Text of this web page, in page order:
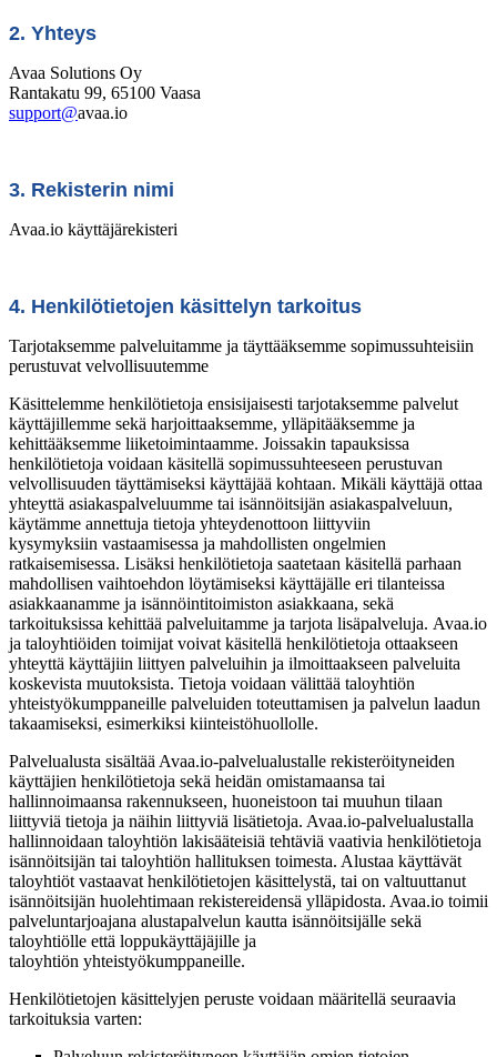
2. Yhteys
Avaa Solutions Oy
Rantakatu 99, 65100 Vaasa
support@avaa.io
3. Rekisterin nimi
Avaa.io käyttäjärekisteri
4. Henkilötietojen käsittelyn tarkoitus
Tarjotaksemme palveluitamme ja täyttääksemme sopimussuhteisiin
perustuvat velvollisuutemme
Käsittelemme henkilötietoja ensisijaisesti tarjotaksemme palvelut
käyttäjillemme sekä harjoittaaksemme, ylläpitääksemme ja
kehittääksemme liiketoimintaamme. Joissakin tapauksissa
henkilötietoja voidaan käsitellä sopimussuhteeseen perustuvan
velvollisuuden täyttämiseksi käyttäjää kohtaan. Mikäli käyttäjä ottaa
yhteyttä asiakaspalveluumme tai isännöitsijän asiakaspalveluun,
käytämme annettuja tietoja yhteydenottoon liittyviin
kysymyksiin vastaamisessa ja mahdollisten ongelmien
ratkaisemisessa. Lisäksi henkilötietoja saatetaan käsitellä parhaan
mahdollisen vaihtoehdon löytämiseksi käyttäjälle eri tilanteissa
asiakkaanamme ja isännöintitoimiston asiakkaana, sekä
tarkoituksissa kehittää palveluitamme ja tarjota lisäpalveluja. Avaa.io
ja taloyhtiöiden toimijat voivat käsitellä henkilötietoja ottaakseen
yhteyttä käyttäjiin liittyen palveluihin ja ilmoittaakseen palveluita
koskevista muutoksista. Tietoja voidaan välittää taloyhtiön
yhteistyökumppaneille palveluiden toteuttamisen ja palvelun laadun
takaamiseksi, esimerkiksi kiinteistöhuollolle.
Palvelualusta sisältää Avaa.io-palvelualustalle rekisteröityneiden
käyttäjien henkilötietoja sekä heidän omistamaansa tai
hallinnoimaansa rakennukseen, huoneistoon tai muuhun tilaan
liittyviä tietoja ja näihin liittyviä lisätietoja. Avaa.io-palvelualustalla
hallinnoidaan taloyhtiön lakisääteisiä tehtäviä vaativia henkilötietoja
isännöitsijän tai taloyhtiön hallituksen toimesta. Alustaa käyttävät
taloyhtiöt vastaavat henkilötietojen käsittelystä, tai on valtuuttanut
isännöitsijän huolehtimaan rekistereidensä ylläpidosta. Avaa.io toimii
palveluntarjoajana alustapalvelun kautta isännöitsijälle sekä
taloyhtiölle että loppukäyttäjäjille ja
taloyhtiön yhteistyökumppaneille.
Henkilötietojen käsittelyjen peruste voidaan määritellä seuraavia
tarkoituksia varten: